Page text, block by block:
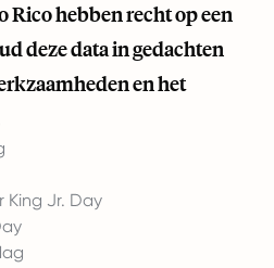
Rico hebben recht op een
deze data in gedachten
en het
King Jr. Day